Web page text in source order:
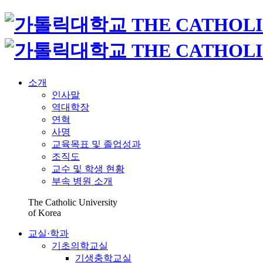
소개
인사말
역대학장
연혁
사명
교육목표 및 졸업성과
조직도
교수 및 학생 현황
부속 병원 소개
The Catholic University
of Korea
교실·학과
기초의학교실
기생충학교실